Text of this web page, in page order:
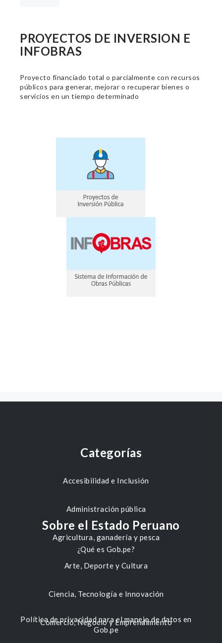
PROYECTOS DE INVERSION E
INFOBRAS
Proyecto financiado total o parcialmente con recursos
públicos para generar, mejorar o recuperar bienes o
servicios en un tiempo determinado
Categorías
Accesibilidad e Inclusión
Administración pública
Agricultura, ganadería y pesca
Arte, Deporte y Cultura
Ciencia, Tecnología e Innovación
Comercio, Negocio y Emprendimiento
Sobre el Estado Peruano
¿Qué es Gob.pe?
Política de privacidad para el manejo de datos en
Gob.pe